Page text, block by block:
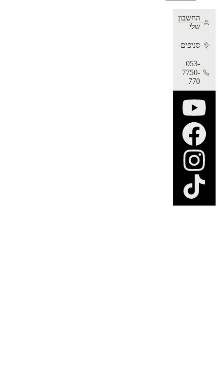
החשבון
שלי
סניפים
053-
7750-
770